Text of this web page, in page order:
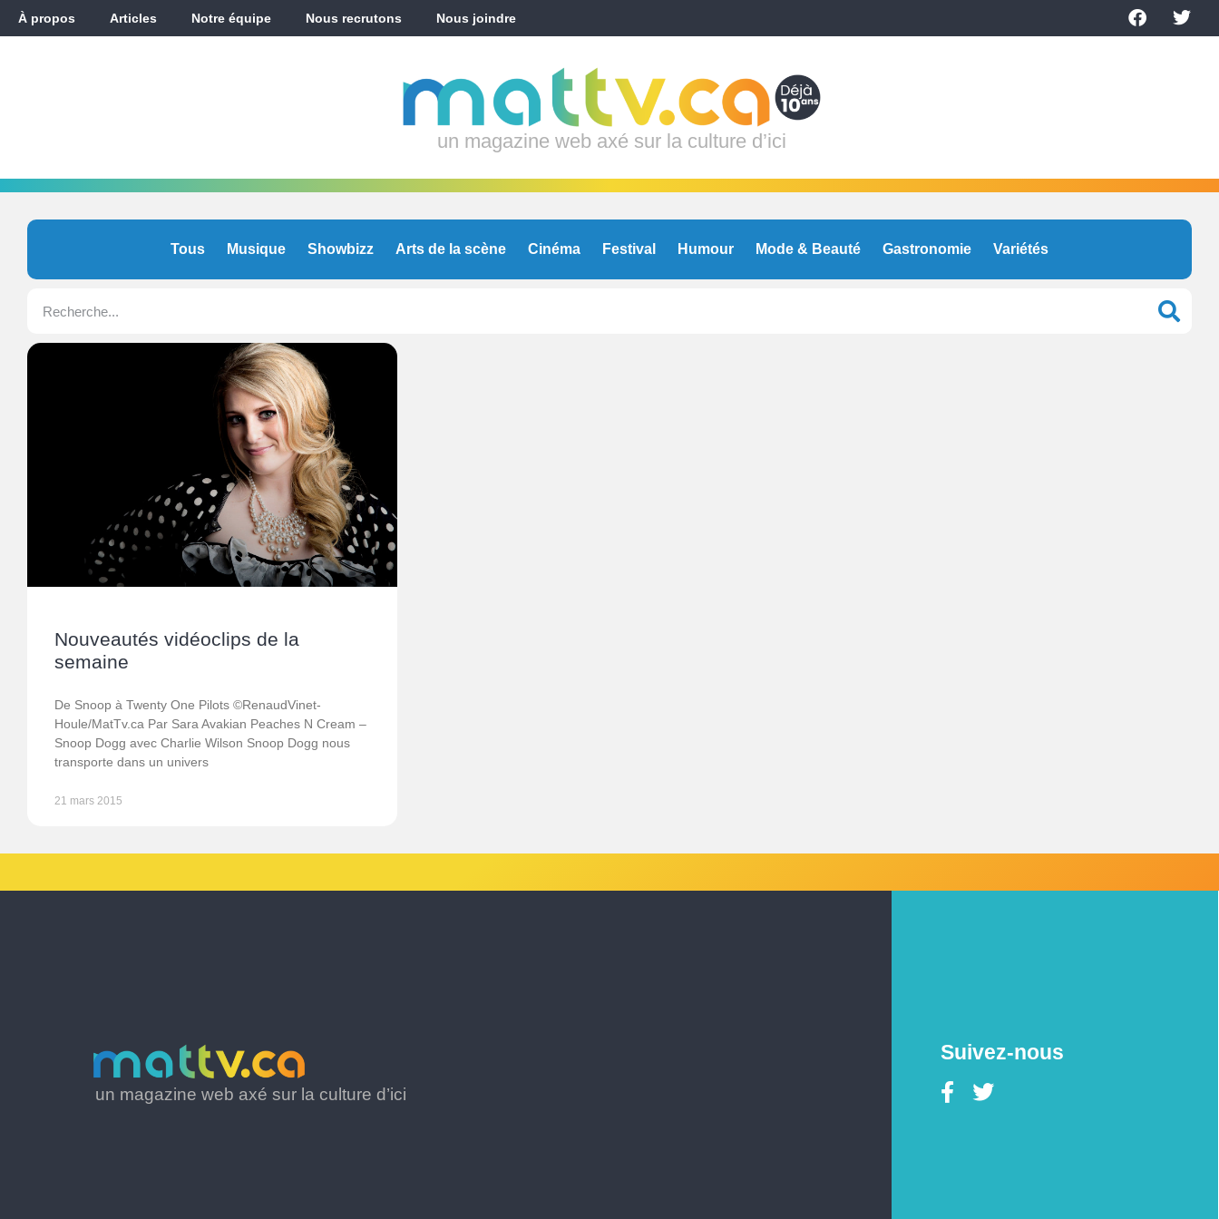
À propos Articles Notre équipe Nous recrutons Nous joindre
un magazine web axé sur la culture d’ici
Tous Musique Showbizz Arts de la scène Cinéma Festival Humour Mode & Beauté Gastronomie Variétés
Nouveautés vidéoclips de la
semaine
De Snoop à Twenty One Pilots ©RenaudVinet-
Houle/MatTv.ca Par Sara Avakian Peaches N Cream –
Snoop Dogg avec Charlie Wilson Snoop Dogg nous
transporte dans un univers
21 mars 2015
un magazine web axé sur la culture d’ici
Suivez-nous